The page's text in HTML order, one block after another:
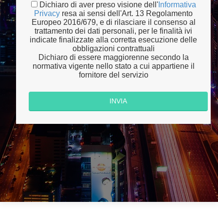
Dichiaro di aver preso visione dell'Informativa
Privacy resa ai sensi dell'Art. 13 Regolamento
Europeo 2016/679, e di rilasciare il consenso al
trattamento dei dati personali, per le finalità ivi
indicate finalizzate alla corretta esecuzione delle
obbligazioni contrattuali
Dichiaro di essere maggiorenne secondo la
normativa vigente nello stato a cui appartiene il
fornitore del servizio